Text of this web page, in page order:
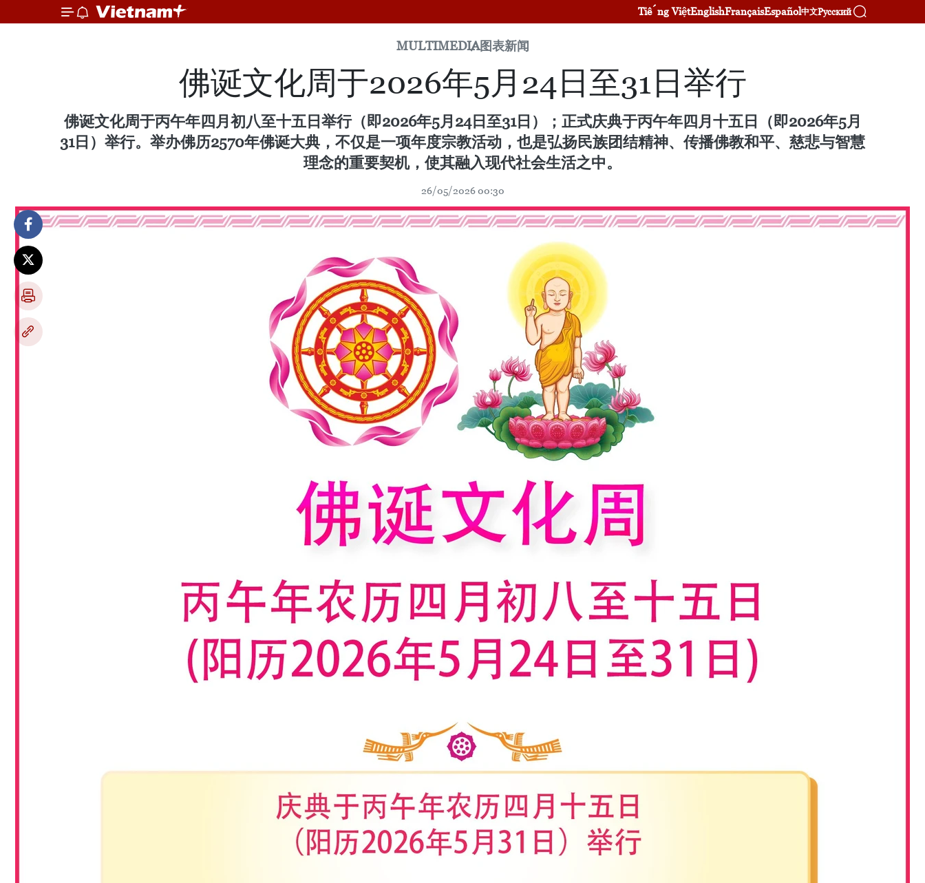
Tiếng ViệtEnglishFrançaisEspañol中文Русский
MULTIMEDIA图表新闻
佛诞文化周于2026年5月24日至31日举行
佛诞文化周于丙午年四月初八至十五日举行（即2026年5月24日至31日）；正式庆典于丙午年四月十五日（即2026年5月
31日）举行。举办佛历2570年佛诞大典，不仅是一项年度宗教活动，也是弘扬民族团结精神、传播佛教和平、慈悲与智慧
理念的重要契机，使其融入现代社会生活之中。
26/05/2026 00:30